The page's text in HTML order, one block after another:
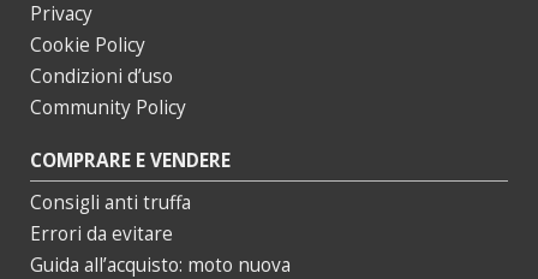
Privacy
Cookie Policy
Condizioni d’uso
Community Policy
COMPRARE E VENDERE
Consigli anti truffa
Errori da evitare
Guida all’acquisto: moto nuova